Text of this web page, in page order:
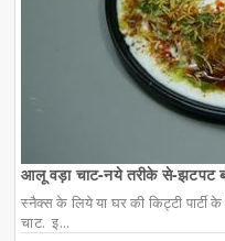
आलू वड़ा चाट-नये तरीके से-झटपट
स्नैक्स के लिये या घर की किट्टी
चाट. इ...